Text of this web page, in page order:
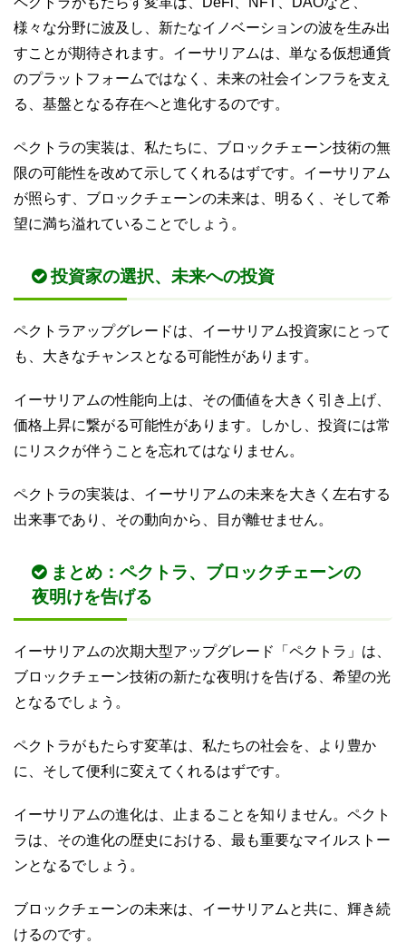
様々な分野に波及し、新たなイノベーションの波を生み出
すことが期待されます。イーサリアムは、単なる仮想通貨
のプラットフォームではなく、未来の社会インフラを支え
る、基盤となる存在へと進化するのです。
ペクトラの実装は、私たちに、ブロックチェーン技術の無
限の可能性を改めて示してくれるはずです。イーサリアム
が照らす、ブロックチェーンの未来は、明るく、そして希
望に満ち溢れていることでしょう。
投資家の選択、未来への投資
ペクトラアップグレードは、イーサリアム投資家にとって
も、大きなチャンスとなる可能性があります。
イーサリアムの性能向上は、その価値を大きく引き上げ、
価格上昇に繋がる可能性があります。しかし、投資には常
にリスクが伴うことを忘れてはなりません。
ペクトラの実装は、イーサリアムの未来を大きく左右する
出来事であり、その動向から、目が離せません。
まとめ：ペクトラ、ブロックチェーンの
夜明けを告げる
イーサリアムの次期大型アップグレード「ペクトラ」は、
ブロックチェーン技術の新たな夜明けを告げる、希望の光
となるでしょう。
ペクトラがもたらす変革は、私たちの社会を、より豊か
に、そして便利に変えてくれるはずです。
イーサリアムの進化は、止まることを知りません。ペクト
ラは、その進化の歴史における、最も重要なマイルストー
ンとなるでしょう。
ブロックチェーンの未来は、イーサリアムと共に、輝き続
けるのです。